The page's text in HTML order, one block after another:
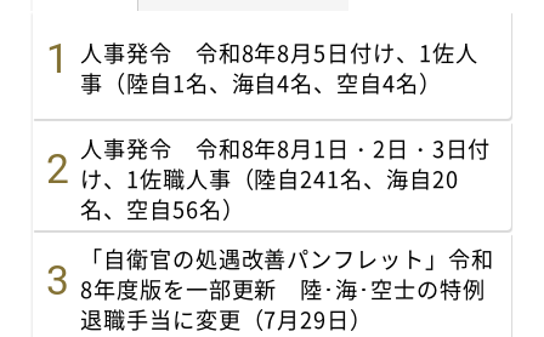
人事発令 令和8年8月5日付け、1佐人
事（陸自1名、海自4名、空自4名）
人事発令 令和8年8月1日・2日・3日付
け、1佐職人事（陸自241名、海自20
名、空自56名）
「自衛官の処遇改善パンフレット」令和
8年度版を一部更新 陸･海･空士の特例
退職手当に変更（7月29日）